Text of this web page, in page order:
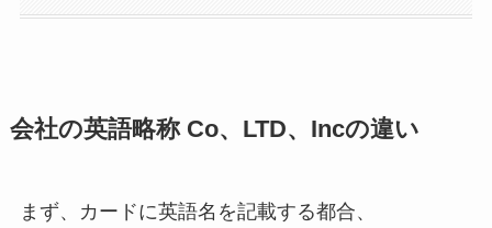
会社の英語略称 Co、LTD、Incの違い
まず、カードに英語名を記載する都合、